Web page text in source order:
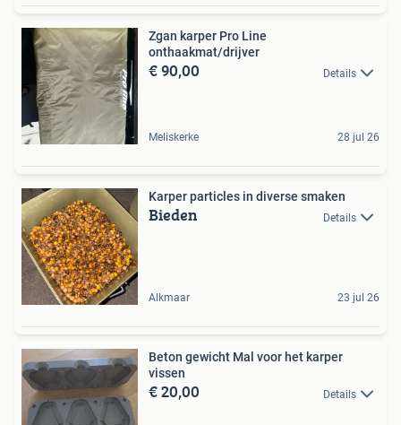
Zgan karper Pro Line
onthaakmat/drijver
€ 90,00 Details
Meliskerke 28 jul 26
Karper particles in diverse smaken
Bieden Details
Alkmaar 23 jul 26
Beton gewicht Mal voor het karper
vissen
€ 20,00 Details